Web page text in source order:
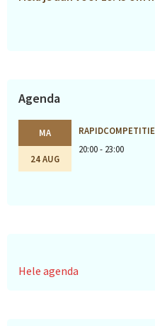
Agenda
MA
24 AUG
RAPIDCOMPETITIE
20:00 - 23:00
Hele agenda